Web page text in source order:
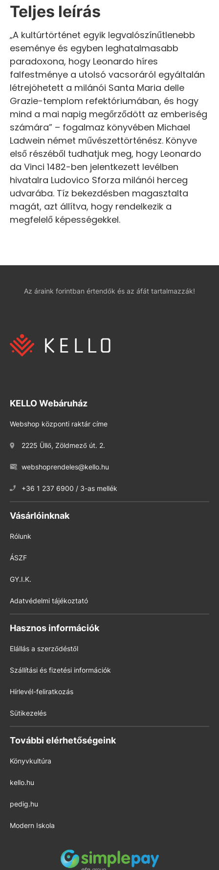
Teljes leírás
„A kultúrtörténet egyik legvalószínűtlenebb
eseménye és egyben leghatalmasabb
paradoxona, hogy Leonardo híres
falfestménye a utolsó vacsoráról egyáltalán
létrejöhetett a milánói Santa Maria delle
Grazie-templom refektóriumában, és hogy
mind a mai napig megőrződött az emberiség
számára” – fogalmaz könyvében Michael
Ladwein német művészettörténész. Könyve
első részéből tudhatjuk meg, hogy Leonardo
da Vinci 1482-ben jelentkezett levélben
hivatalra Ludovico Sforza milánói herceg
udvarába. Tíz bekezdésben magasztalta
magát, azt állítva, hogy rendelkezik a
megfelelő képességekkel.
Az áraink forintban értendők és az áfát tartalmazzák!
KELLO Webáruház
Webshop központi raktár címe
2225 Üllő, Zöldmező út. 2.
webshoprendeles@kello.hu
+36 1 237 6900 / 3-as mellék
Vásárlóinknak
Rólunk
ÁSZF
GY.I.K.
Adatvédelmi tájékoztató
Hasznos információk
Elállás a szerződéstől
Szállítási és fizetési információk
Hírlevél-feliratkozás
Sütikezelés
További elérhetőségeink
Könyvkultúra
kello.hu
pedig.hu
Modern Iskola